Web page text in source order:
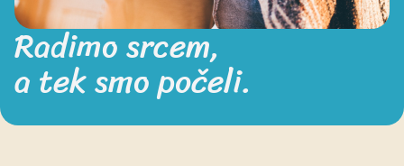
Radimo srcem,
a tek smo počeli.